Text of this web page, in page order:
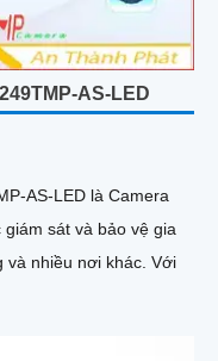
AS-LED
AS-LED là Camera
sát và bảo vệ gia
nhiều nơi khác. Với